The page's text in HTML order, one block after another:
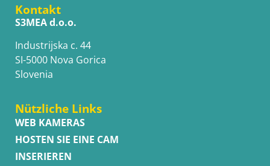
Kontakt
S3MEA d.o.o.
Industrijska c. 44
SI-5000 Nova Gorica
Slovenia
Nützliche Links
WEB KAMERAS
HOSTEN SIE EINE CAM
INSERIEREN